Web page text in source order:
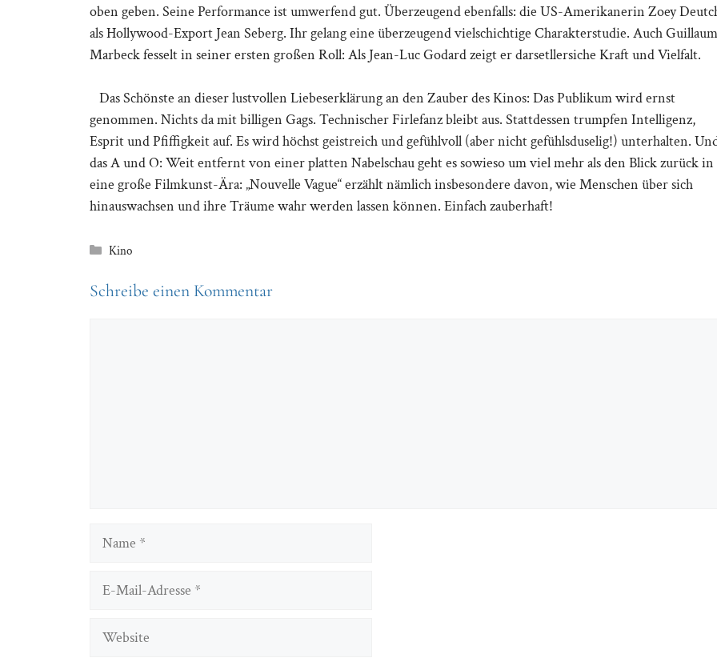
oben geben. Seine Performance ist umwerfend gut. Überzeugend ebenfalls: die US-Amerikanerin Zoey
als Hollywood-Export Jean Seberg. Ihr gelang eine überzeugend vielschichtige Charakterstudie. Auch
Marbeck fesselt in seiner ersten großen Roll: Als Jean-Luc Godard zeigt er darsetllersiche Kraft und Vielfalt.
Das Schönste an dieser lustvollen Liebeserklärung an den Zauber des Kinos: Das Publikum wird ernst
genommen. Nichts da mit billigen Gags. Technischer Firlefanz bleibt aus. Stattdessen trumpfen Intelligenz,
Esprit und Pfiffigkeit auf. Es wird höchst geistreich und gefühlvoll (aber nicht gefühlsduselig!) unterhalten.
das A und O: Weit entfernt von einer platten Nabelschau geht es sowieso um viel mehr als den Blick zurück in
eine große Filmkunst-Ära: „Nouvelle Vague“ erzählt nämlich insbesondere davon, wie Menschen über sich
hinauswachsen und ihre Träume wahr werden lassen können. Einfach zauberhaft!
Kategorien
Kino
Schreibe einen Kommentar
Website